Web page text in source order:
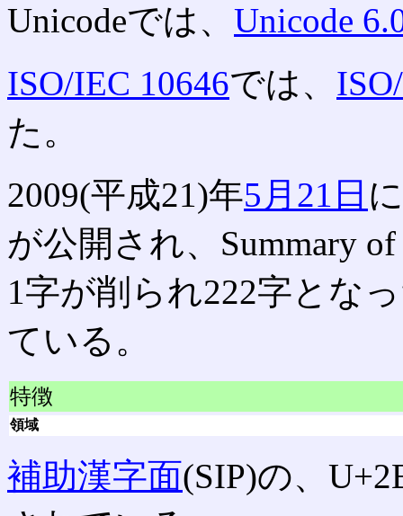
Unicodeでは、 Unicode
ISO/IEC 10646では、
た。
2009(平成21)年5月21日
が公開され、Summary
1字が削られ222字とな
ている。
特徴
領域
補助漢字面(SIP)の、